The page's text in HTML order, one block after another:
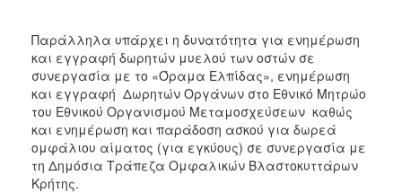
Παράλληλα υπάρχει η δυνατότητα για ενημέρωση
και εγγραφή δωρητών μυελού των οστών σε
συνεργασία με το «Όραμα Ελπίδας», ενημέρωση
και εγγραφή Δωρητών Οργάνων στο Εθνικό Μητρώο
του Εθνικού Οργανισμού Μεταμοσχεύσεων καθώς
και ενημέρωση και παράδοση ασκού για δωρεά
ομφάλιου αίματος (για εγκύους) σε συνεργασία με
τη Δημόσια Τράπεζα Ομφαλικών Βλαστοκυττάρων
Κρήτης.